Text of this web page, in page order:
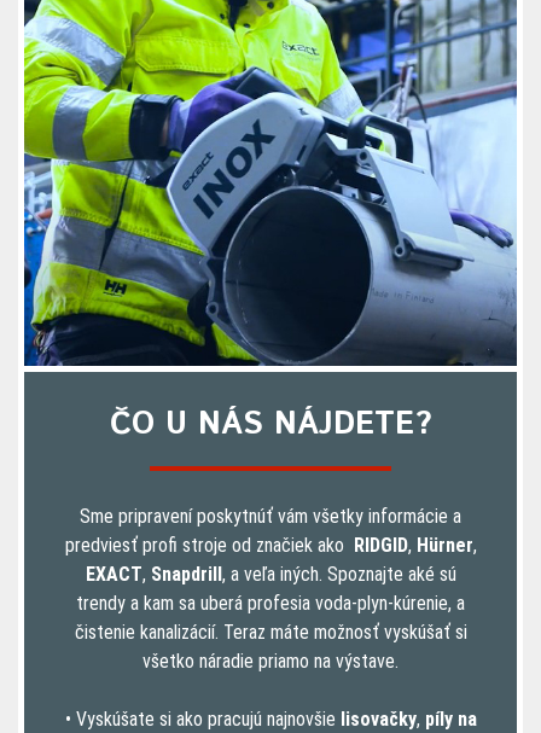
ČO U NÁS NÁJDETE?
Sme pripravení poskytnúť vám všetky informácie a
predviesť profi stroje od značiek ako
RIDGID, Hürner,
EXACT, Snapdrill , a veľa iných. Spoznajte aké sú
trendy a kam sa uberá profesia voda-plyn-kúrenie, a
čistenie kanalizácií. Teraz máte možnosť vyskúšať si
všetko náradie priamo na výstave.
• Vyskúšate si ako pracujú najnovšie lisovačky, píly na